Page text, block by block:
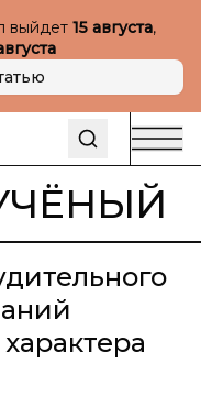
выйдет 15 августа,